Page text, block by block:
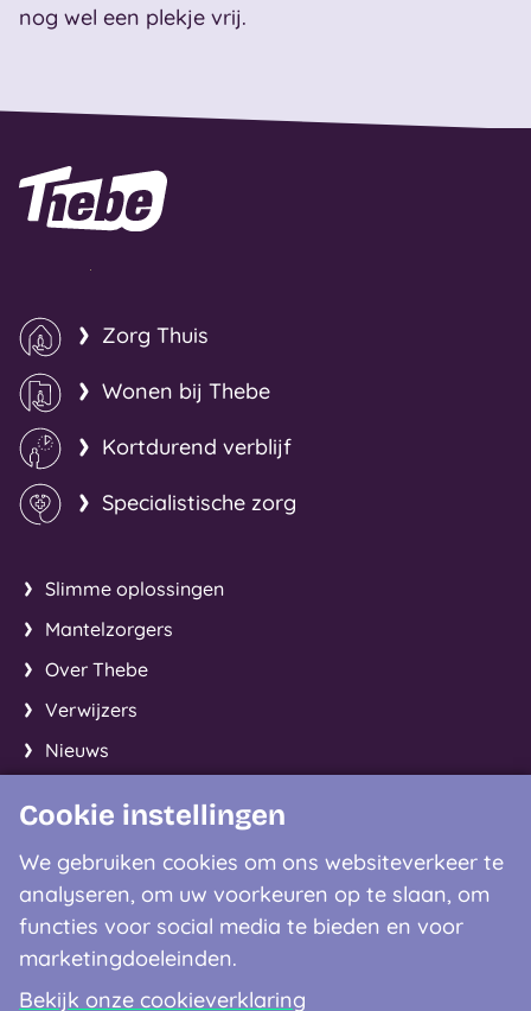
Cookie instellingen
We gebruiken cookies om ons websiteverkeer te
analyseren, om uw voorkeuren op te slaan, om
functies voor social media te bieden en voor
marketingdoeleinden.
Bekijk onze cookieverklaring
nog wel een plekje vrij.
Naar homepage
Zorg Thuis
Wonen bij Thebe
Kortdurend verblijf
Specialistische zorg
Slimme oplossingen
Mantelzorgers
Over Thebe
Verwijzers
Nieuws
Contactgegevens
0900 - 8122